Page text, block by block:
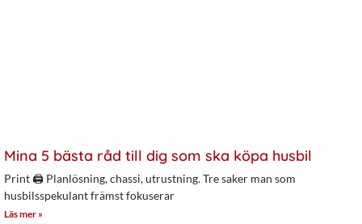
Mina 5 bästa råd till dig som ska köpa husbil
Print 🖨 Planlösning, chassi, utrustning. Tre saker man som
husbilsspekulant främst fokuserar
Läs mer »